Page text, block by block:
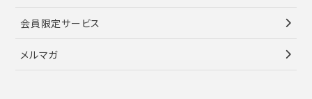
会員限定サービス
メルマガ